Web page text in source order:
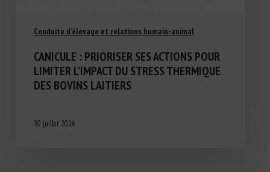
Conduite d'élevage et relations humain-animal
CANICULE : PRIORISER SES ACTIONS POUR
LIMITER L’IMPACT DU STRESS THERMIQUE
DES BOVINS LAITIERS
30 juillet 2026